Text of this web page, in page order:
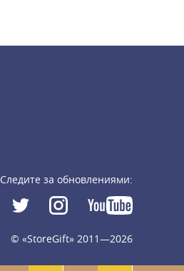
Следите за обновлениями:
© «StoreGift» 2011—2026